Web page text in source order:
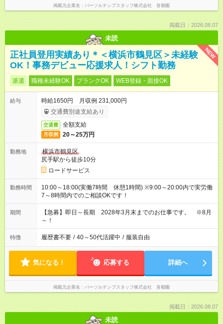
掲載元企業名 パーソルテンプスタッフ株式会社 首都圏
掲載日：2026.08.07
未読
NEW
正社員登用実績あり＊＜横浜市鶴見区＞未経験
OK！事務デビュー応援求人！シフト勤務
派遣 職種未経験OK ブランクOK WEB登録・面接OK
給与
時給1650円 月収例 231,000円
交通費別途支給あり
交通費 全額支給
月収例 20～25万円
勤務地
横浜市鶴見区
尻手駅から徒歩10分
ロードサービス
勤務時間
10:00～18:00(実働7時間 休憩1時間) ※9:00～20:00内で実労働
7～8時間内でのご相談OKです！
期間
【急募】即日～長期 2028年3月末までのお仕事です。 ※8月
～！
特徴 履歴書不要 / 40～50代活躍中 / 服装自由
気になる！ 応募する 詳細へ
掲載元企業名 パーソルテンプスタッフ株式会社 首都圏
掲載日：2026.08.07
未読